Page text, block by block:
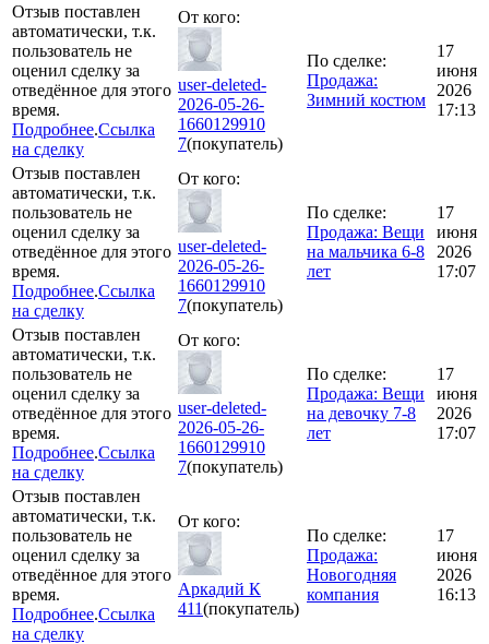
Отзыв поставлен
автоматически, т.к.
пользователь не
оценил сделку за
отведённое для этого
время.
Подробнее.Ссылка
на сделку
От кого:
user-deleted-
2026-05-26-
1660129910
7(покупатель)
По сделке:
Продажа:
Зимний костюм
17
июня
2026
17:13
Отзыв поставлен
автоматически, т.к.
пользователь не
оценил сделку за
отведённое для этого
время.
Подробнее.Ссылка
на сделку
От кого:
user-deleted-
2026-05-26-
1660129910
7(покупатель)
По сделке:
Продажа: Вещи
на мальчика 6-8
лет
17
июня
2026
17:07
Отзыв поставлен
автоматически, т.к.
пользователь не
оценил сделку за
отведённое для этого
время.
Подробнее.Ссылка
на сделку
От кого:
user-deleted-
2026-05-26-
1660129910
7(покупатель)
По сделке:
Продажа: Вещи
на девочку 7-8
лет
17
июня
2026
17:07
Отзыв поставлен
автоматически, т.к.
пользователь не
оценил сделку за
отведённое для этого
время.
Подробнее.Ссылка
на сделку
От кого:
Аркадий К
411(покупатель)
По сделке:
Продажа:
Новогодняя
компания
17
июня
2026
16:13